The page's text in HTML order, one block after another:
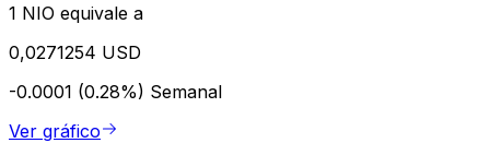
1 NIO equivale a
0,0271254 USD
-0.0001 (0.28%) Semanal
Ver gráfico